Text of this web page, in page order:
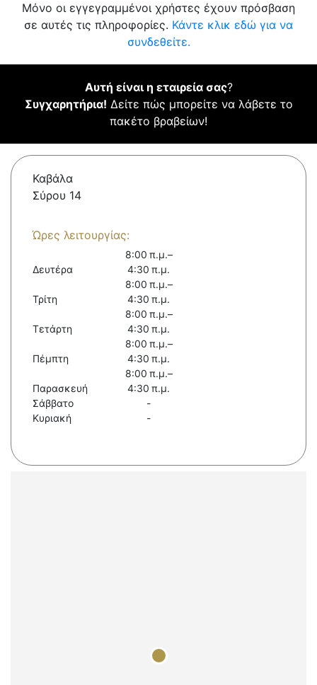
Μόνο οι εγγεγραμμένοι χρήστες έχουν πρόσβαση
σε αυτές τις πληροφορίες. Κάντε κλικ εδώ για να
συνδεθείτε.
Αυτή είναι η εταιρεία σας?
Συγχαρητήρια! Δείτε πώς μπορείτε να λάβετε το
πακέτο βραβείων!
Καβάλα
Σύρου 14
Ώρες λειτουργίας:
Δευτέρα
8:00 π.μ.–
4:30 π.μ.
Τρίτη
8:00 π.μ.–
4:30 π.μ.
Τετάρτη
8:00 π.μ.–
4:30 π.μ.
Πέμπτη
8:00 π.μ.–
4:30 π.μ.
Παρασκευή
8:00 π.μ.–
4:30 π.μ.
Σάββατο
-
Κυριακή
-